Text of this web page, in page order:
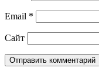
Email *
Сайт